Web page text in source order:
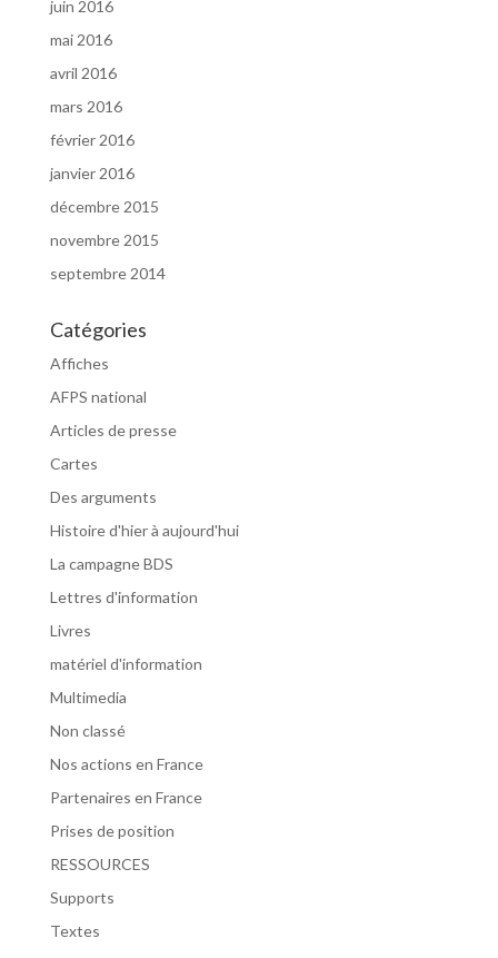
juin 2016
mai 2016
avril 2016
mars 2016
février 2016
janvier 2016
décembre 2015
novembre 2015
septembre 2014
Catégories
Affiches
AFPS national
Articles de presse
Cartes
Des arguments
Histoire d'hier à aujourd'hui
La campagne BDS
Lettres d'information
Livres
matériel d'information
Multimedia
Non classé
Nos actions en France
Partenaires en France
Prises de position
RESSOURCES
Supports
Textes